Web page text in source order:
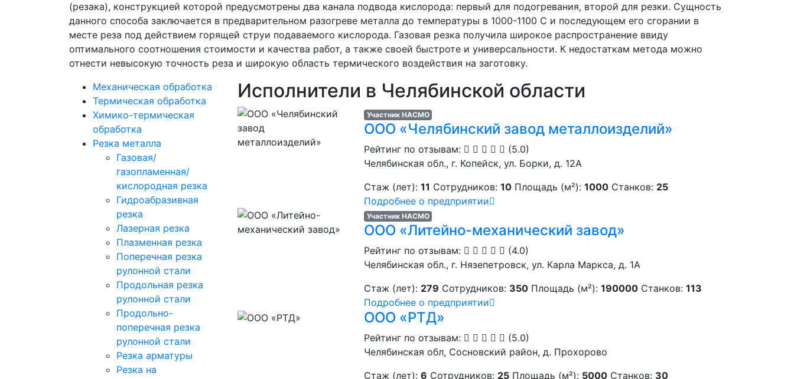
(резака), конструкцией которой предусмотрены два канала подвода кислорода: первый для подогревания, второй для резки. Сущность
данного способа заключается в предварительном разогреве металла до температуры в 1000-1100 С и последующем его сгорании в
месте реза под действием горящей струи подаваемого кислорода. Газовая резка получила широкое распространение ввиду
оптимального соотношения стоимости и качества работ, а также своей быстроте и универсальности. К недостаткам метода можно
отнести невысокую точность реза и широкую область термического воздействия на заготовку.
Механическая обработка
Термическая обработка
Химико-термическая
обработка
Резка металла
Газовая/
газопламенная/
кислородная резка
Гидроабразивная
резка
Лазерная резка
Плазменная резка
Поперечная резка
рулонной стали
Продольная резка
рулонной стали
Продольно-
поперечная резка
рулонной стали
Резка арматуры
Резка на
Исполнители в Челябинской области
Участник НАСМО
ООО «Челябинский завод металлоизделий»
Рейтинг по отзывам:
(5.0)
Челябинская обл., г. Копейск, ул. Борки, д. 12А
Стаж (лет): 11 Сотрудников: 10 Площадь (м²): 1000 Станков: 25
Подробнее о предприятии
Участник НАСМО
ООО «Литейно-механический завод»
Рейтинг по отзывам:
(4.0)
Челябинская обл., г. Нязепетровск, ул. Карла Маркса, д. 1А
Стаж (лет): 279 Сотрудников: 350 Площадь (м²): 190000 Станков: 113
Подробнее о предприятии
ООО «РТД»
Рейтинг по отзывам:
(5.0)
Челябинская обл, Сосновский район, д. Прохорово
Стаж (лет): 6 Сотрудников: 25 Площадь (м²): 5000 Станков: 30